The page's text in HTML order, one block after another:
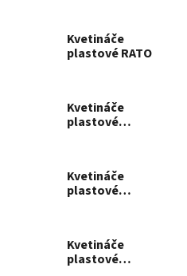
Kvetináče
plastové RATO
Kvetináče
plastové
Kvetináče
plastové
Kvetináče
plastové